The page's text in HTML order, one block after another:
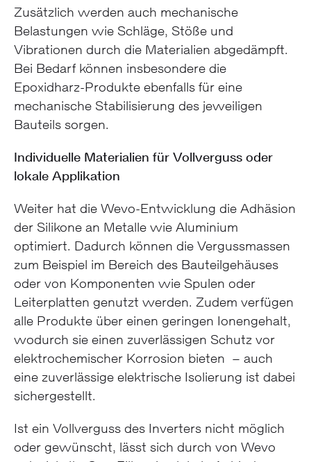
Zusätzlich werden auch mechanische
Belastungen wie Schläge, Stöße und
Vibrationen durch die Materialien abgedämpft.
Bei Bedarf können insbesondere die
Epoxidharz-Produkte ebenfalls für eine
mechanische Stabilisierung des jeweiligen
Bauteils sorgen.
Individuelle Materialien für Vollverguss oder
lokale Applikation
Weiter hat die Wevo-Entwicklung die Adhäsion
der Silikone an Metalle wie Aluminium
optimiert. Dadurch können die Vergussmassen
zum Beispiel im Bereich des Bauteilgehäuses
oder von Komponenten wie Spulen oder
Leiterplatten genutzt werden. Zudem verfügen
alle Produkte über einen geringen Ionengehalt,
wodurch sie einen zuverlässigen Schutz vor
elektrochemischer Korrosion bieten – auch
eine zuverlässige elektrische Isolierung ist dabei
sichergestellt.
Ist ein Vollverguss des Inverters nicht möglich
oder gewünscht, lässt sich durch von Wevo